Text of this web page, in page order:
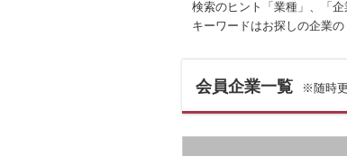
検索のヒント「業種」、「
キーワードはお探しの企業
会員企業一覧 ※随時